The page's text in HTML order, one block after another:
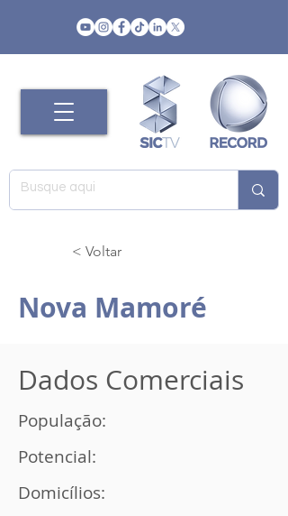
< Voltar
Nova Mamoré
Dados Comerciais
População:
Potencial:
Domicílios: